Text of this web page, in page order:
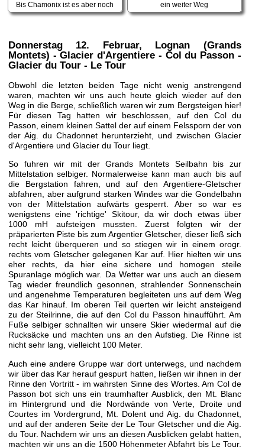
Bis Chamonix ist es aber noch ein weiter Weg
Donnerstag 12. Februar, Lognan (Grands
Montets) - Glacier d'Argentiere - Col du Passon -
Glacier du Tour - Le Tour
Obwohl die letzten beiden Tage nicht wenig anstrengend
waren, machten wir uns auch heute gleich wieder auf den
Weg in die Berge, schließlich waren wir zum Bergsteigen hier!
Für diesen Tag hatten wir beschlossen, auf den Col du
Passon, einem kleinen Sattel der auf einem Felssporn der von
der Aig. du Chadonnet herunterzieht, und zwischen Glacier
d'Argentiere und Glacier du Tour liegt.
So fuhren wir mit der Grands Montets Seilbahn bis zur
Mittelstation selbiger. Normalerweise kann man auch bis auf
die Bergstation fahren, und auf den Argentiere-Gletscher
abfahren, aber aufgrund starken Windes war die Gondelbahn
von der Mittelstation aufwärts gesperrt. Aber so war es
wenigstens eine 'richtige' Skitour, da wir doch etwas über
1000 mH aufsteigen mussten. Zuerst folgten wir der
präparierten Piste bis zum Argentier Gletscher, dieser ließ sich
recht leicht überqueren und so stiegen wir in einem orogr.
rechts vom Gletscher gelegenen Kar auf. Hier hielten wir uns
eher rechts, da hier eine sichere und homogen steile
Spuranlage möglich war. Da Wetter war uns auch an diesem
Tag wieder freundlich gesonnen, strahlender Sonnenschein
und angenehme Temperaturen begleiteten uns auf dem Weg
das Kar hinauf. Im oberen Teil querten wir leicht ansteigend
zu der Steilrinne, die auf den Col du Passon hinaufführt. Am
Fuße selbiger schnallten wir unsere Skier wiedermal auf die
Rucksäcke und machten uns an den Aufstieg. Die Rinne ist
nicht sehr lang, vielleicht 100 Meter.
Auch eine andere Gruppe war dort unterwegs, und nachdem
wir über das Kar herauf gespurt hatten, ließen wir ihnen in der
Rinne den Vortritt - im wahrsten Sinne des Wortes. Am Col de
Passon bot sich uns ein traumhafter Ausblick, den Mt. Blanc
im Hintergrund und die Nordwände von Verte, Droite und
Courtes im Vordergrund, Mt. Dolent und Aig. du Chadonnet,
und auf der anderen Seite der Le Tour Gletscher und die Aig.
du Tour. Nachdem wir uns an diesen Ausblicken gelabt hatten,
machten wir uns an die 1500 Höhenmeter Abfahrt bis Le Tour.